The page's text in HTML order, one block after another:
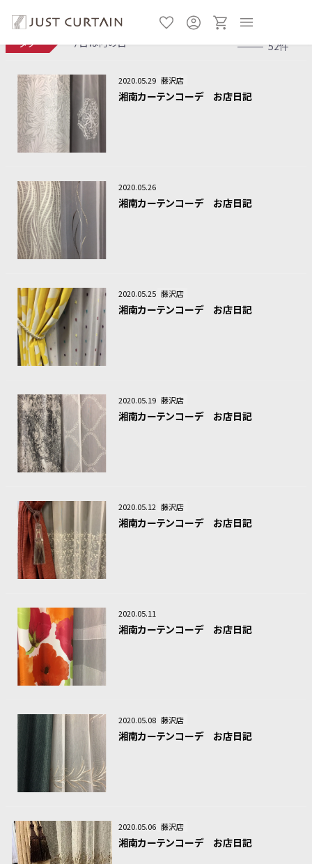
タグ 今日は何の日 52件
2020.05.29 藤沢店
湘南カーテンコーデ お店日記
2020.05.26
湘南カーテンコーデ お店日記
2020.05.25 藤沢店
湘南カーテンコーデ お店日記
2020.05.19 藤沢店
湘南カーテンコーデ お店日記
2020.05.12 藤沢店
湘南カーテンコーデ お店日記
2020.05.11
湘南カーテンコーデ お店日記
2020.05.08 藤沢店
湘南カーテンコーデ お店日記
2020.05.06 藤沢店
湘南カーテンコーデ お店日記